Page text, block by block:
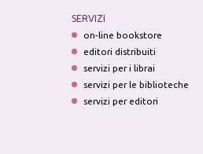
SERVIZI
on-line bookstore
editori distribuiti
servizi per i librai
servizi per le biblioteche
servizi per editori